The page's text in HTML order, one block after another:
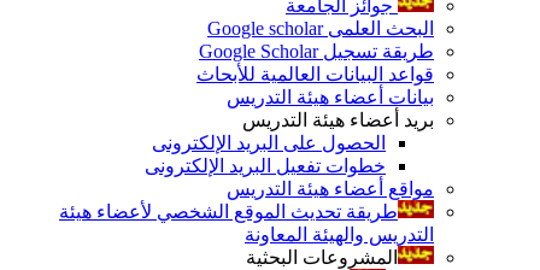
جوائز الجامعة
البحث العلمى Google scholar
طريقة تسجيل Google Scholar
قواعد البيانات العالمية للأبحاث
بيانات أعضاء هيئة التدريس
بريد أعضاء هيئة التدريس
الحصول على البريد الإلكترونى
خطوات تفعيل البريد الإلكترونى
مواقع أعضاء هيئة التدريس
طريقة تحديث الموقع الشخصي لأعضاء هيئة
التدريس والهيئة المعاونة
المشروعات البحثية